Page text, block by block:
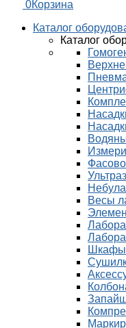
0Корзина
Каталог
Каталог
Весы
Шкафы